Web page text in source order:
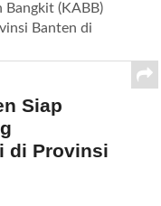
Bangkit (KABB)
Banten di
Siap
di Provinsi